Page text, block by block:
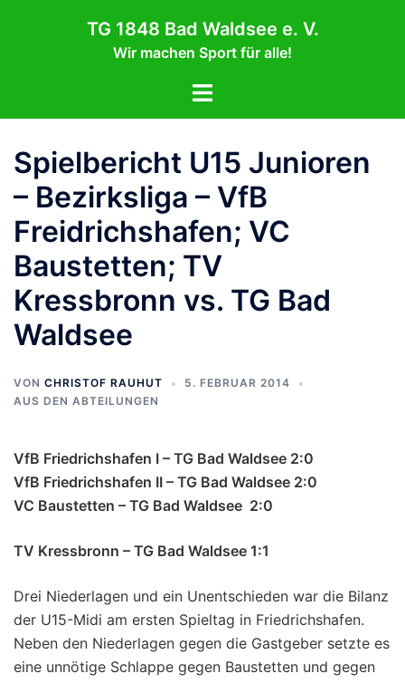
TG 1848 Bad Waldsee e. V.
Wir machen Sport für alle!
Menü
Spielbericht U15 Junioren
– Bezirksliga – VfB
Freidrichshafen; VC
Baustetten; TV
Kressbronn vs. TG Bad
Waldsee
VON CHRISTOF RAUHUT
5. FEBRUAR 2014
AUS DEN ABTEILUNGEN
VfB Friedrichshafen I – TG Bad Waldsee 2:0
VfB Friedrichshafen II – TG Bad Waldsee 2:0
VC Baustetten – TG Bad Waldsee 2:0
TV Kressbronn – TG Bad Waldsee 1:1
Drei Niederlagen und ein Unentschieden war die Bilanz
der U15-Midi am ersten Spieltag in Friedrichshafen.
Neben den Niederlagen gegen die Gastgeber setzte es
eine unnötige Schlappe gegen Baustetten und gegen